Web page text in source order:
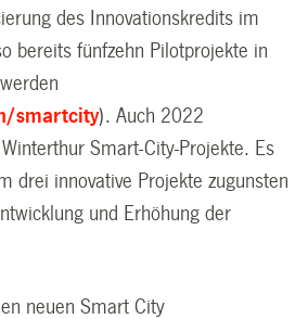
des Innovationskredits im
bereits fünfzehn Pilotprojekte in
smartcity). Auch 2022
Smart-City-Projekte. Es
drei innovative Projekte zugunsten
und Erhöhung der
neuen Smart City